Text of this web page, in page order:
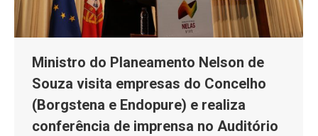
Ministro do Planeamento Nelson de
Souza visita empresas do Concelho
(Borgstena e Endopure) e realiza
conferência de imprensa no Auditório